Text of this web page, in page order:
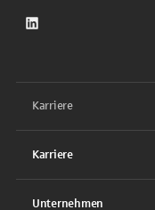
LinkedIn
Karriere
Karriere
Unternehmen